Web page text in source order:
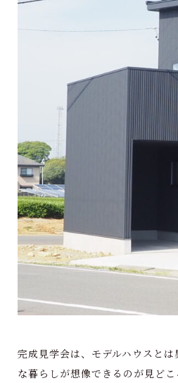
完成見学会は、モデルハウスと
な暮らしが想像できるのが見ど